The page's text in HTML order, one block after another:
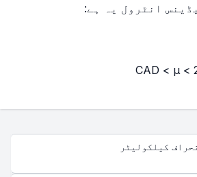
انٹرول یہ ہے:
کیلکولیٹر